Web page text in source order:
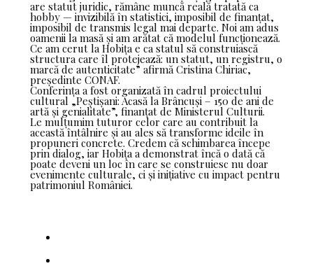
are statut juridic, rămâne muncă reală tratată ca
hobby — invizibilă în statistici, imposibil de finanțat,
imposibil de transmis legal mai departe. Noi am adus
oamenii la masă și am arătat că modelul funcționează.
Ce am cerut la Hobița e ca statul să construiască
structura care îl protejează: un statut, un registru, o
marcă de autenticitate” afirmă Cristina Chiriac,
președinte CONAF.
Conferința a fost organizată în cadrul proiectului
cultural „Peștișani: Acasă la Brâncuși – 150 de ani de
artă și genialitate”, finanțat de Ministerul Culturii.
Le mulțumim tuturor celor care au contribuit la
această întâlnire și au ales să transforme ideile în
propuneri concrete. Credem că schimbarea începe
prin dialog, iar Hobița a demonstrat încă o dată că
poate deveni un loc în care se construiesc nu doar
evenimente culturale, ci și inițiative cu impact pentru
patrimoniul României.